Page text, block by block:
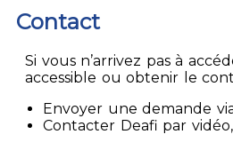
Contact
Si vous n’arrivez pas à
accessible ou obtenir le
Envoyer une demande
Contacter Deafi par